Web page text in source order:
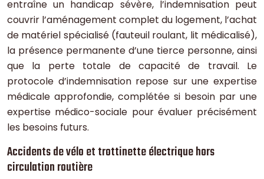
entraîne un handicap sévère, l’indemnisation peut
couvrir l’aménagement complet du logement, l’achat
de matériel spécialisé (fauteuil roulant, lit médicalisé),
la présence permanente d’une tierce personne, ainsi
que la perte totale de capacité de travail. Le
protocole d’indemnisation repose sur une expertise
médicale approfondie, complétée si besoin par une
expertise médico-sociale pour évaluer précisément
les besoins futurs.
Accidents de vélo et trottinette électrique hors
circulation routière